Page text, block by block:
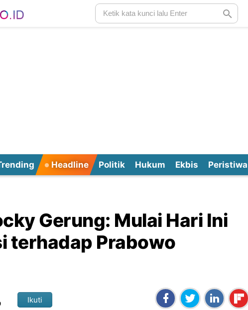
Headline Politik Hukum Ekbis Peristiwa
Gerung: Mulai Hari Ini
terhadap Prabowo
Ikuti